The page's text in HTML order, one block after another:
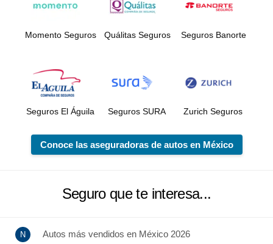
Momento Seguros Quálitas Seguros Seguros Banorte
Seguros El Águila Seguros SURA Zurich Seguros
Conoce las aseguradoras de autos en México
Seguro que te interesa...
Autos más vendidos en México 2026